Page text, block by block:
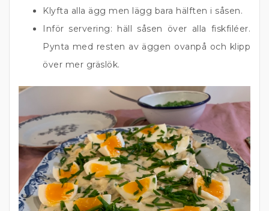
Klyfta alla ägg men lägg bara hälften i såsen.
Inför servering: häll såsen över alla fiskfiléer.
Pynta med resten av äggen ovanpå och klipp
över mer gräslök.